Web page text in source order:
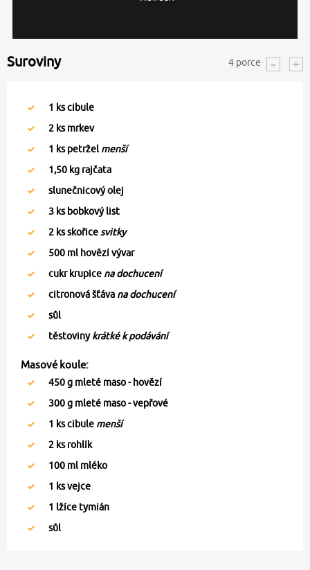
Suroviny 4 porce
1 ks cibule
2 ks mrkev
1 ks petržel menší
1,50 kg rajčata
slunečnicový olej
3 ks bobkový list
2 ks skořice svitky
500 ml hovězí vývar
cukr krupice na dochucení
citronová šťáva na dochucení
sůl
těstovinykrátké k podávání
Masové koule:
450g mleté maso - hovězí
300g mleté maso - vepřové
1 ks cibule menší
2 ks rohlík
100 ml mléko
1 ks vejce
1 lžíce tymián
sůl